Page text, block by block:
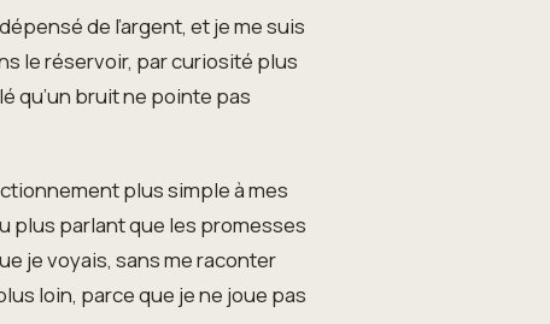
de l’argent, et je me suis
le réservoir, par curiosité plus
qu’un bruit ne pointe pas
plus simple à mes
plus parlant que les promesses
je voyais, sans me raconter
loin, parce que je ne joue pas